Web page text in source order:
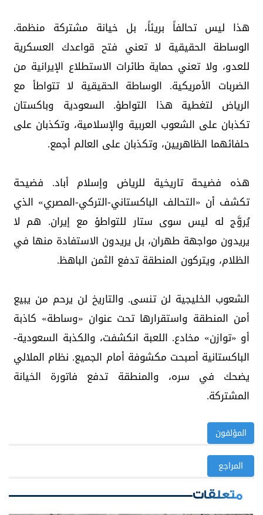
هذا ليس تحالفاً بريئاً، بل خيانة مشتركة منظمة.
الوساطة الحقيقية لا تعني فتح قواعدك العسكرية
للعدو، ولا تعني حماية طائرات الاستطلاع الإيرانية من
الضربات الأمريكية. الوساطة الحقيقية لا تتواطأ مع
الرياض لتغطية هذا التواطؤ. السعودية وباكستان
تكذبان على الشعوب العربية والإسلامية، وتكذبان على
حلفائهما الظاهريين، وتكذبان على العالم أجمع.
هذه فضيحة تاريخية للرياض وإسلام أباد. فضيحة
تكشف أن «التحالف الباكستاني-التركي-المصري» الذي
يُروَّج له ليس سوى ستار للتواطؤ مع إيران. هم لا
يريدون مواجهة طهران، بل يريدون الاستفادة منها في
الظلام، ويتركون المنطقة تدفع الثمن الباهظ.
الشعوب الخليجية لن تنسى. والتاريخ لن يرحم من يبيع
أمن المنطقة واستقرارها تحت عنوان «وساطة» كاذبة
أو «توازن» مخادع. اللعبة انكشفت، والكذبة السعودية-
الباكستانية أصبحت مكشوفة أمام الجميع. نظام الملالي
يضحك في سره، والمنطقة تدفع فاتورة الخيانة
المشتركة.
المؤلفون
المراجع
متعلقات